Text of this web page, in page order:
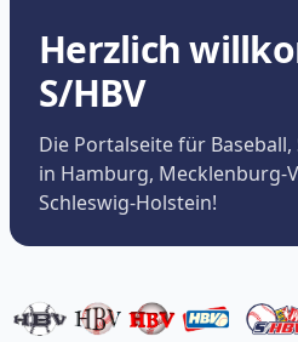
Herzlich
S/HBV
Die Portalseite für
in Hamburg, Mecklenburg-
Schleswig-Holstein!